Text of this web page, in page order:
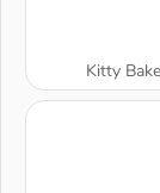
Kitty